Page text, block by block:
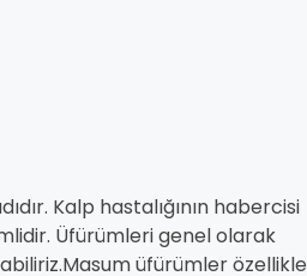
Kalp hastalığının habercisi
Üfürümleri genel olarak
üfürümler özellikle